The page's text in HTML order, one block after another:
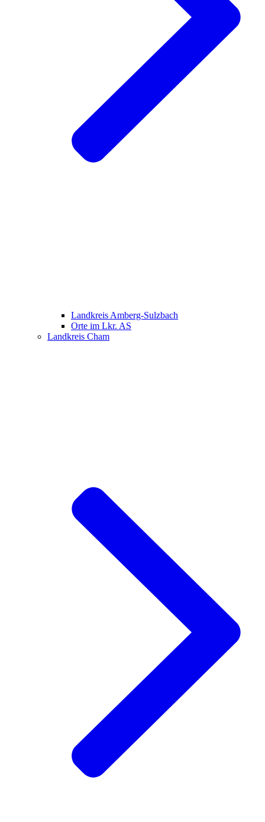
Landkreis Amberg-Sulzbach
Orte im Lkr. AS
Landkreis Cham